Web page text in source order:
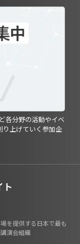
各分野の活動やイベ
り上げていく参加企
ト
を提供する日本で最も
演会組織